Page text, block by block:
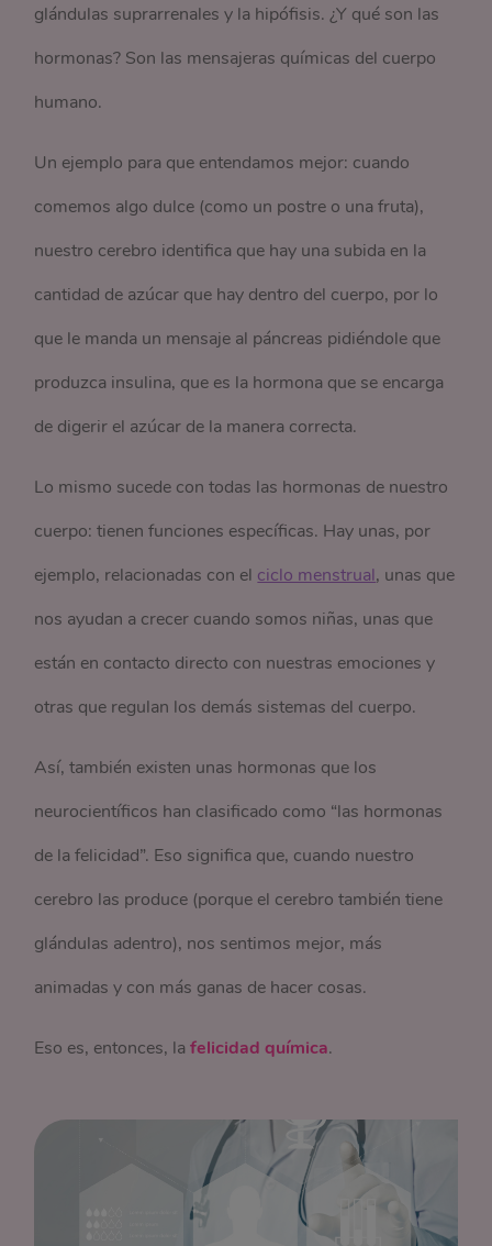
glándulas suprarrenales y la hipófisis. ¿Y qué son las
hormonas? Son las mensajeras químicas del cuerpo
humano.
Un ejemplo para que entendamos mejor: cuando
comemos algo dulce (como un postre o una fruta),
nuestro cerebro identifica que hay una subida en la
cantidad de azúcar que hay dentro del cuerpo, por lo
que le manda un mensaje al páncreas pidiéndole que
produzca insulina, que es la hormona que se encarga
de digerir el azúcar de la manera correcta.
Lo mismo sucede con todas las hormonas de nuestro
cuerpo: tienen funciones específicas. Hay unas, por
ejemplo, relacionadas con el ciclo menstrual, unas que
nos ayudan a crecer cuando somos niñas, unas que
están en contacto directo con nuestras emociones y
otras que regulan los demás sistemas del cuerpo.
Así, también existen unas hormonas que los
neurocientíficos han clasificado como “las hormonas
de la felicidad”. Eso significa que, cuando nuestro
cerebro las produce (porque el cerebro también tiene
glándulas adentro), nos sentimos mejor, más
animadas y con más ganas de hacer cosas.
Eso es, entonces, lafelicidad química.